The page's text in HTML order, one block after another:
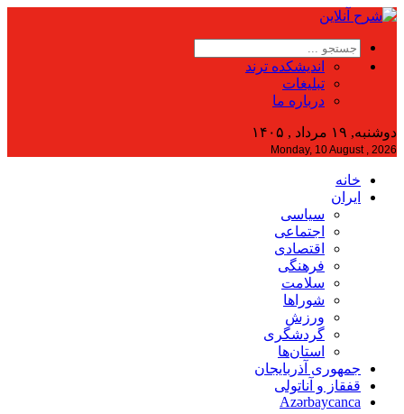
اندیشکده ترند
تبلیغات
درباره ما
دوشنبه, ۱۹ مرداد , ۱۴۰۵
Monday, 10 August , 2026
خانه
ایران
سیاسی
اجتماعی
اقتصادی
فرهنگی
سلامت
شوراها
ورزش
گردشگری
استان‌ها
جمهوری آذربایجان
قفقاز و آناتولی
Azərbaycanca